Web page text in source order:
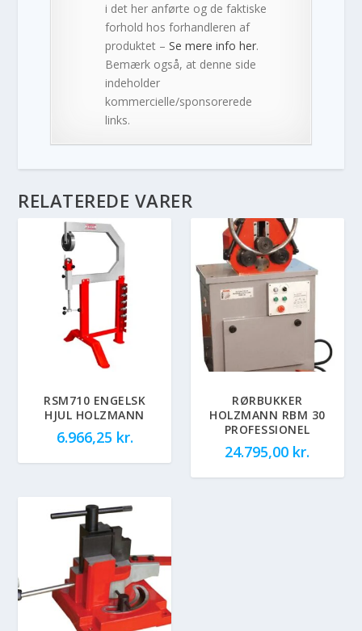
i det her anførte og de faktiske
forhold hos forhandleren af
produktet –Se mere info her.
Bemærk også, at denne side
indeholder
kommercielle/sponsorerede
links.
RELATEREDE VARER
RSM710 ENGELSK
HJUL HOLZMANN
6.966,25 kr.
RØRBUKKER
HOLZMANN RBM 30
PROFESSIONEL
24.795,00 kr.